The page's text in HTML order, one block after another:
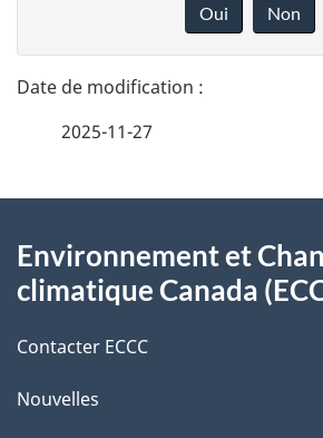
t
a
l
s
d
e
l
n
o
t
r
r
t
Oui Non
2025-11-27
propos
de
ce
site
Environnement et
climatique Canada
Contacter ECCC
Nouvelles